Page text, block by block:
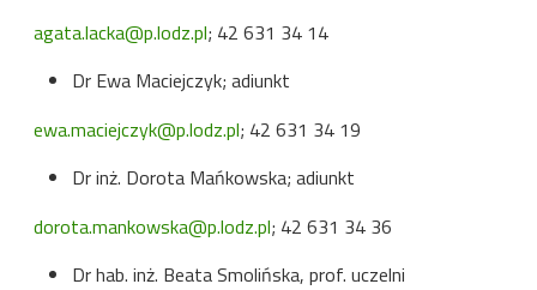
agata.lacka@p.lodz.pl; 42 631 34 14
Dr Ewa Maciejczyk; adiunkt
ewa.maciejczyk@p.lodz.pl; 42 631 34 19
Dr inż. Dorota Mańkowska; adiunkt
dorota.mankowska@p.lodz.pl; 42 631 34 36
Dr hab. inż. Beata Smolińska, prof. uczelni